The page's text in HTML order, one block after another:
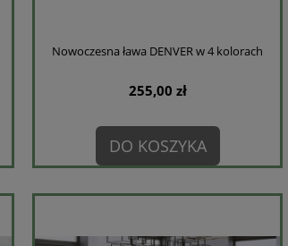
Nowoczesna ława DENVER w 4 kolorach
255,00 zł
DO KOSZYKA